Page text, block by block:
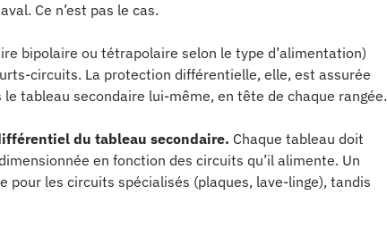
Ce n’est pas le cas.
bipolaire ou tétrapolaire selon le type d’alimentation)
circuits. La protection différentielle, elle, est assurée
tableau secondaire lui-même, en tête de chaque rangée.
du tableau secondaire. Chaque tableau doit
en fonction des circuits qu’il alimente. Un
les circuits spécialisés (plaques, lave-linge), tandis